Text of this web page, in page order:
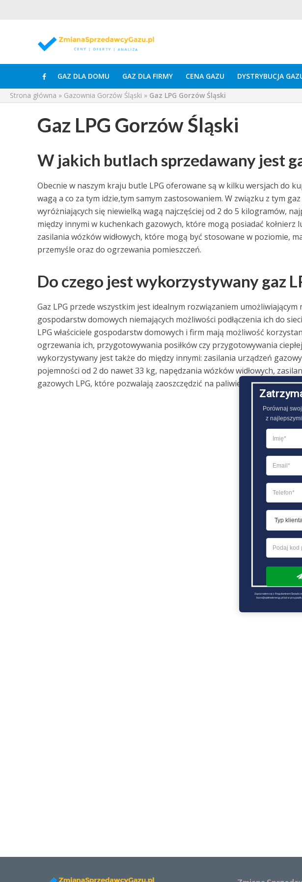
GAZ DLA DOMU GAZ DLA FIRMY CENA GAZU DYSTRYBUCJA
Strona główna » Gazownia Gorzów Śląski » Gaz LPG Gorzów Śląski
Gaz LPG Gorzów Śląski
W jakich butlach sprzedawany jest
Obecnie w naszym kraju butle LPG oferowane są w kilku wersjach do
wagą a co za tym idzie,tym samym zastosowaniem. W związku z tym
wyróżniających się niewielką wagą najczęściej od 2 do 5 kilogramów,
między innymi w kuchenkach gazowych, które mogą posiadać kołnierz
zasilania wózków widłowych, które mogą być stosowane w poziomie,
przemyśle oraz do ogrzewania pomieszczeń.
Do czego jest wykorzystywany gaz
Gaz LPG przede wszystkim jest idealnym rozwiązaniem
gospodarstw domowych niemających możliwości podłączenia ich do
LPG właściciele gospodarstw domowych i firm mają możliwość
ogrzewania ich, przygotowywania posiłków czy przygotowywania
wykorzystywany jest także do między innymi: zasilania urządzeń
pojemności od 2 do nawet 33 kg, napędzania wózków widłowych,
gazowych LPG, które pozwalają zaoszczędzić na paliwie, produkowania
Porównaj
z
Zapoznałem się z Regulaminem
biuro@optimalenergy.pl lub w